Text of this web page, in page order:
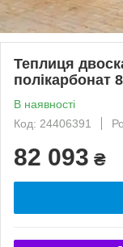
Теплиця
полікарбонат
В наявності
Код: 24406391
82 093 ₴